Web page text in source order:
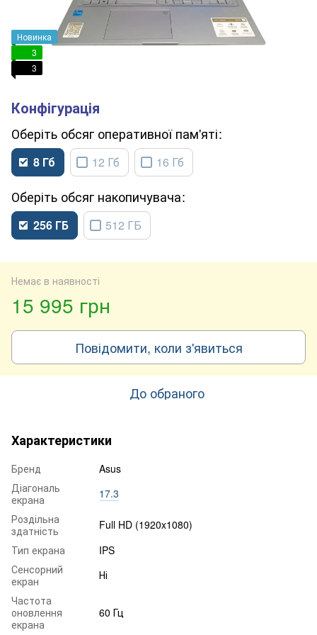
Новинка
3
3
обсяг оперативної пам'яті
8 Гб 12 Гб 16 Гб
обсяг накопичувача
256 ГБ 512 ГБ
Немає в наявності
15 995 грн
Повідомити, коли з'явиться
До обраного
Характеристики
Бренд
Asus
Діагональ
екрана
17.3
Роздільна
здатність
Full HD (1920x1080)
Тип екрана
IPS
Сенсорний
екран
Ні
Частота
оновлення
екрана
60 Гц